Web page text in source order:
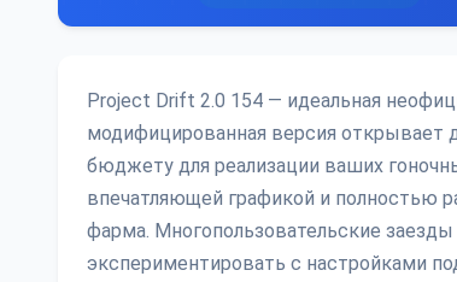
Project Drift 2.0 154 — идеальная
модифицированная версия открывает
бюджету для реализации ваших
впечатляющей графикой и полностью
фарма. Многопользовательские
экспериментировать с настройками